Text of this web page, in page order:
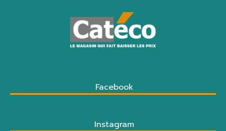
Facebook
Instagram